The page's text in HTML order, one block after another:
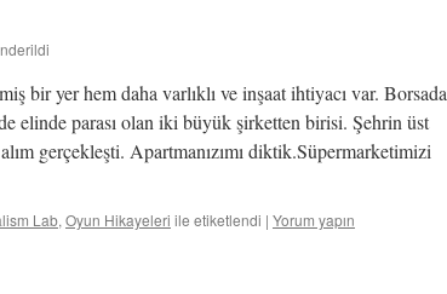
bir yer hem daha varlıklı ve inşaat ihtiyacı var. Borsada
elinde parası olan iki büyük şirketten birisi. Şehrin üst
gerçekleşti. Apartmanızımı diktik.Süpermarketimizi
Lab, Oyun Hikayeleri ile etiketlendi | Yorum yapın